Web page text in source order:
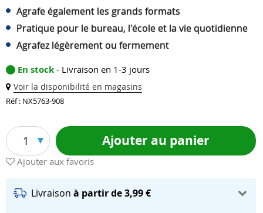
Agrafe également les grands formats
Pratique pour le bureau, l'école et la vie quotidienne
Agrafez légèrement ou fermement
En stock - Livraison en 1-3 jours
Voir la disponibilité en magasins
Réf : NX5763-908
1 Ajouter au panier
Ajouter aux favoris
Livraison à partir de 3,99 €